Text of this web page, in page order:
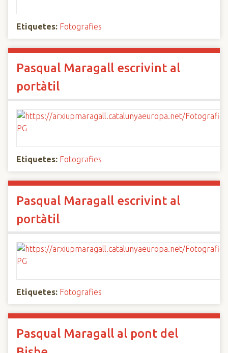
Etiquetes: Fotografies
Pasqual Maragall escrivint al
portàtil
Etiquetes: Fotografies
Pasqual Maragall escrivint al
portàtil
Etiquetes: Fotografies
Pasqual Maragall al pont del